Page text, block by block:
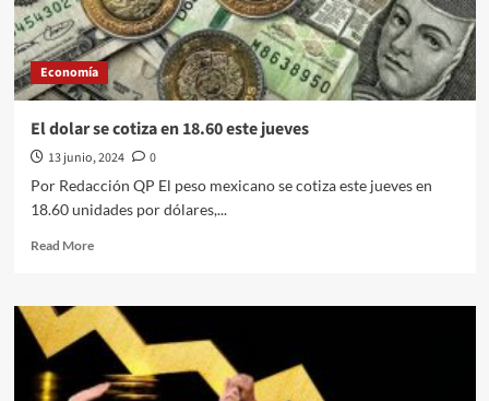
Economía
El dolar se cotiza en 18.60 este jueves
13 junio, 2024
0
Por Redacción QP El peso mexicano se cotiza este jueves en
18.60 unidades por dólares,...
Read MoreRead
El
dolar
se
cotiza
en